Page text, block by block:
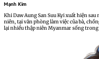
Mạnh Kim
Khi Daw Aung San Suu Kyi xuất hiện
niên, tại văn phòng làm việc của bà,
lại nhiều thập niên Myanmar sống